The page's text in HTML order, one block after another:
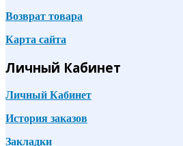
Возврат товара
Карта сайта
Личный Кабинет
Личный Кабинет
История заказов
Закладки